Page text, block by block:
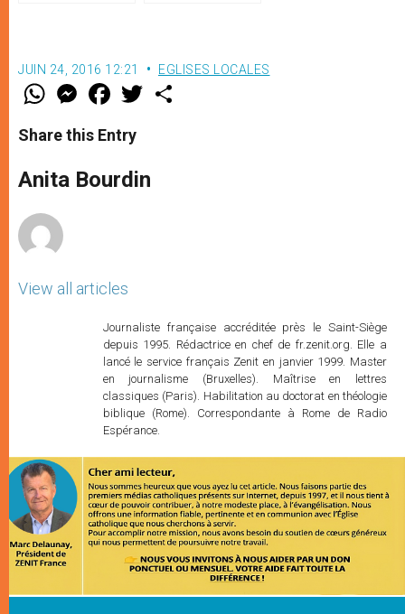
JUIN 24, 2016 12:21 EGLISES LOCALES
W
t
s
p
p
M
e
s
e
g
e
F
a
e
b
o
k
w
r
Share this Entry
Anita Bourdin
View all articles
Journaliste française accréditée près le Saint-Siège
depuis 1995. Rédactrice en chef de fr.zenit.org. Elle a
lancé le service français Zenit en janvier 1999. Master
en journalisme (Bruxelles). Maîtrise en lettres
classiques (Paris). Habilitation au doctorat en théologie
biblique (Rome). Correspondante à Rome de Radio
Espérance.